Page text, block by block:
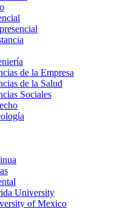
de la Empresa
de la Salud
Sociales
University
of Mexico